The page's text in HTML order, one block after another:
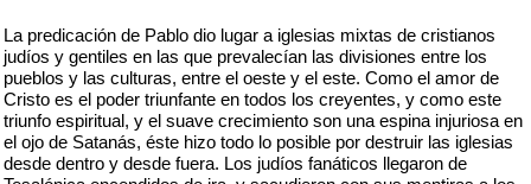
La predicación de Pablo dio lugar a iglesias mixtas de cristianos
judíos y gentiles en las que prevalecían las divisiones entre los
pueblos y las culturas, entre el oeste y el este. Como el amor de
Cristo es el poder triunfante en todos los creyentes, y como este
triunfo espiritual, y el suave crecimiento son una espina injuriosa en
el ojo de Satanás, éste hizo todo lo posible por destruir las iglesias
desde dentro y desde fuera. Los judíos fanáticos llegaron de